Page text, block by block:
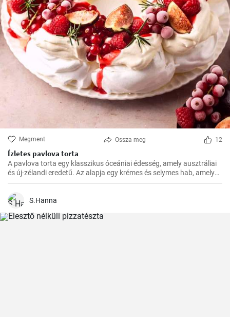
Megment Ossza meg 12
Ízletes pavlova torta
A pavlova torta egy klasszikus óceániai édesség, amely ausztráliai
és új-zélandi eredetű. Az alapja egy krémes és selymes hab, amelyet
a tetején friss gyümölcsökkel, például egyszerűen málnával vagy
S.Hanna